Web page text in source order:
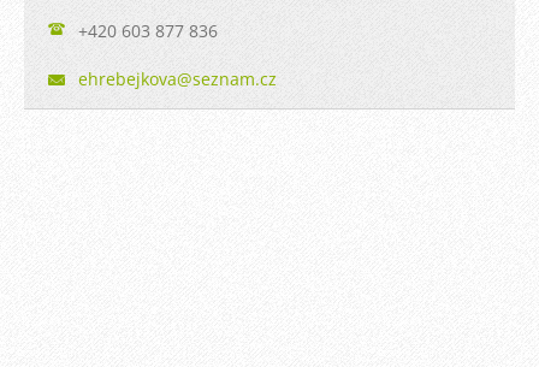
+420 603 877 836
ehrebejkova@seznam.cz